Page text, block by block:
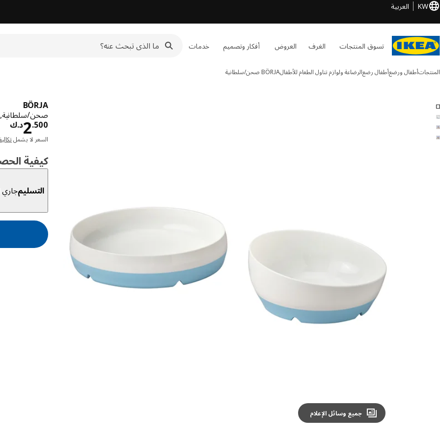
KW العربية
تسوق المنتجات الغرف العروض أفكار وتصميم خدمات
المنتجاتأطفال ورضعأطفال رضعالرضاعة ولوازم تناول الطعام للأطفالBÖRJA صحن/سلطانية
4 BÖRJA الصور الصور
Image zoomed out, normal view
جميع وسائل الإعلام
BÖRJA
صحن/
د.ك2.500
السعر لا يشمل
كيفية
التسليمجاري